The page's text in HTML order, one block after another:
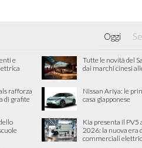
Oggi
e
Tutte le novità del
dai marchi cinesi
rafforza
di grafite
Nissan Ariya: le
casa giapponese
Kia presenta il PV5
2026: la nuova era
commerciali